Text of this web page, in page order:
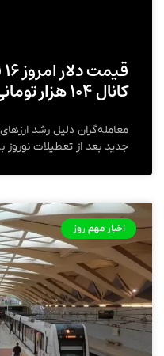
کانال ۱۰۴ هزار تومانی برگشت
معامله‌گران دلیل رشد
جدید بعد از تعطیلات نوروز
اخبار مهم روز